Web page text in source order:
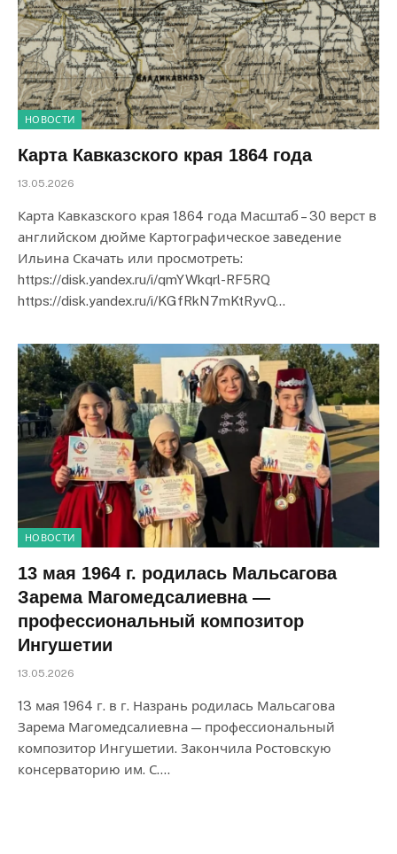
НОВОСТИ
Карта Кавказского края 1864 года
13.05.2026
Карта Кавказского края 1864 года Масштаб – 30 верст в
английском дюйме Картографическое заведение
Ильина Скачать или просмотреть:
https://disk.yandex.ru/i/qmYWkqrl-RF5RQ
https://disk.yandex.ru/i/KGfRkN7mKtRyvQ…
НОВОСТИ
13 мая 1964 г. родилась Мальсагова
Зарема Магомедсалиевна —
профессиональный композитор
Ингушетии
13.05.2026
13 мая 1964 г. в г. Назрань родилась Мальсагова
Зарема Магомедсалиевна — профессиональный
композитор Ингушетии. Закончила Ростовскую
консерваторию им. С.…